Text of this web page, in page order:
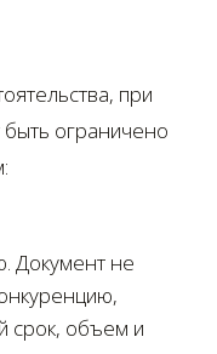
при
ограничено
Документ не
срок, объем и